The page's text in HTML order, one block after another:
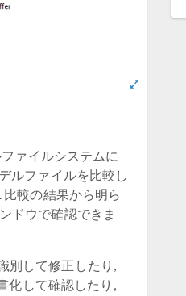
ァイルシステムに
ルファイルを比較し
較の結果から明ら
ドウで確認できま
別して修正したり,
化して確認したり,